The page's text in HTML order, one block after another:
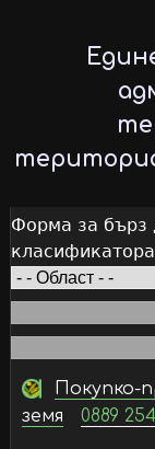
Форма за бърз
класификатора
Покупко-
земя
0889